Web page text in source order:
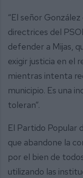
“El señor
directrices del
defender a Mijas,
exigir justicia en el
mientras intenta
municipio. Es una
toleran”.
El Partido Popular
que abandone la
por el bien de
utilizando las